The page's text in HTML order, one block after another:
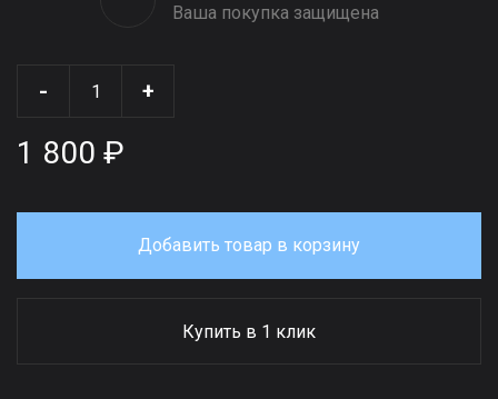
Ваша покупка защищена
- +
1 800 ₽
Добавить товар в корзину
Купить в 1 клик